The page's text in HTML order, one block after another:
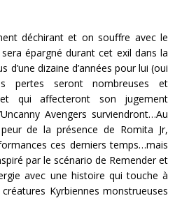
déchirant et on souffre avec le
épargné durant cet exil dans la
d’une dizaine d’années pour lui (oui
seront nombreuses et
qui affecteront son jugement
Avengers surviendront…Au
de la présence de Romita Jr,
ces derniers temps…mais
par le scénario de Remender et
avec une histoire qui touche à
Kyrbiennes monstrueuses